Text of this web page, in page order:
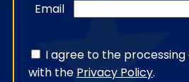
Email
I agree to the
with the Privacy Policy.